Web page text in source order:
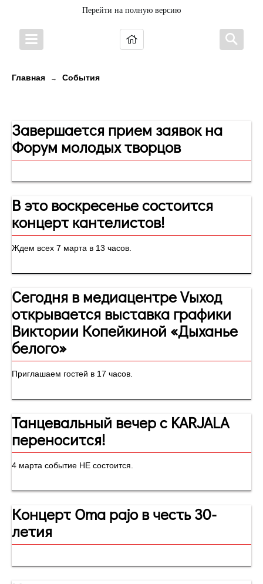
Перейти на полную версию
Главная → События
Завершается прием заявок на
Форум молодых творцов
В это воскресенье состоится
концерт кантелистов!
Ждем всех 7 марта в 13 часов.
Сегодня в медиацентре Vыход
открывается выставка графики
Виктории Копейкиной «Дыханье
белого»
Приглашаем гостей в 17 часов.
Танцевальный вечер c KARJALA
переносится!
4 марта событие НЕ состоится.
Концерт Oma pajo в честь 30-
летия